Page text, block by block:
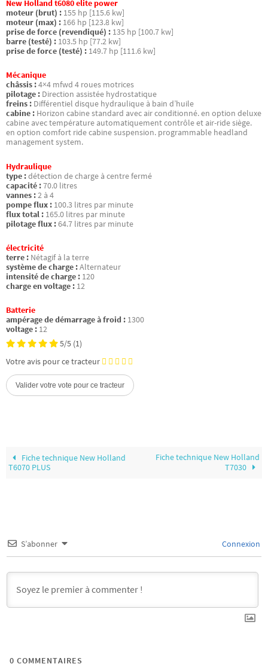
New Holland t6080 elite power
moteur (brut) : 155 hp [115.6 kw]
moteur (max) : 166 hp [123.8 kw]
prise de force (revendiqué) : 135 hp [100.7 kw]
barre (testé) : 103.5 hp [77.2 kw]
prise de force (testé) : 149.7 hp [111.6 kw]
Mécanique
châssis :4×4 mfwd 4 roues motrices
pilotage : Direction assistée hydrostatique
freins : Différentiel disque hydraulique à bain d’huile
cabine : Horizon cabine standard avec air conditionné. en option deluxe
cabine avec température automatiquement contrôle et air-ride siège.
en option comfort ride cabine suspension. programmable headland
management system.
Hydraulique
type :détection de charge à centre fermé
capacité :70.0 litres
vannes :2 à 4
pompe flux : 100.3 litres par minute
flux total : 165.0 litres par minute
pilotage flux :64.7 litres par minute
électricité
terre : Nétagif à la terre
système de charge :Alternateur
intensité de charge : 120
charge en voltage : 12
Batterie
ampérage de démarrage à froid : 1300
voltage : 12
5/5 (1)
Votre avis pour ce tracteur
Fiche technique New Holland
T6070 PLUS
Fiche technique New Holland
T7030
S’abonner Connexion
0 COMMENTAIRES